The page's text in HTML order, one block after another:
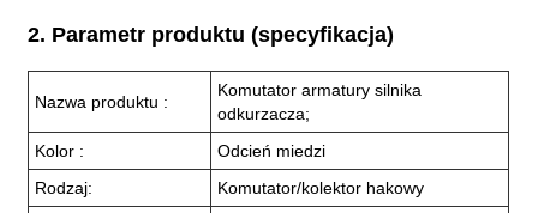
2. Parametr produktu (specyfikacja)
Nazwa produktu :
Komutator armatury silnika
odkurzacza;
Kolor :
Odcień miedzi
Rodzaj:
Komutator/kolektor hakowy